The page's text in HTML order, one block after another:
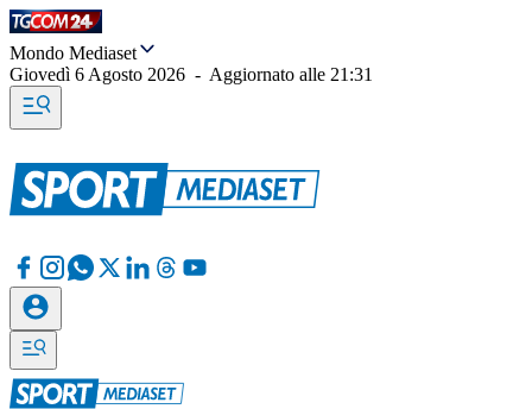
Mondo Mediaset
Giovedì 6 Agosto 2026 - Aggiornato alle 21:31